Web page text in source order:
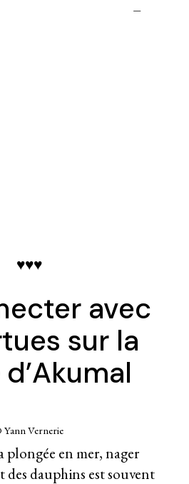
♥♥♥
avec
sur la
Yann Vernerie
plongée en mer, nager
des dauphins est souvent